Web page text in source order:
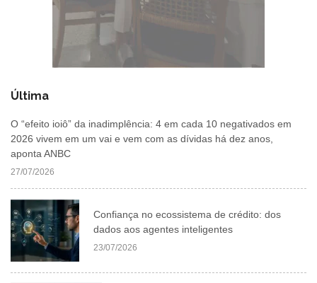
Última
O “efeito ioiô” da inadimplência: 4 em cada 10 negativados em
2026 vivem em um vai e vem com as dívidas há dez anos,
aponta ANBC
27/07/2026
Confiança no ecossistema de crédito: dos
dados aos agentes inteligentes
23/07/2026